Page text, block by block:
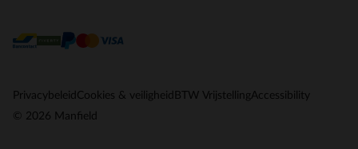
Privacybeleid Cookies & veiligheid BTW VrijstellingAccessibility
© 2026 Manfield